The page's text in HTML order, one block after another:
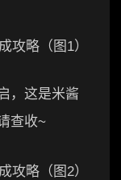
，这是米酱
查收~